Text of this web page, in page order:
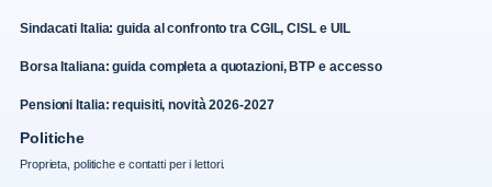
Sindacati Italia: guida al confronto tra CGIL, CISL e UIL
Borsa Italiana: guida completa a quotazioni, BTP e accesso
Pensioni Italia: requisiti, novità 2026-2027
Politiche
Proprieta, politiche e contatti per i lettori.